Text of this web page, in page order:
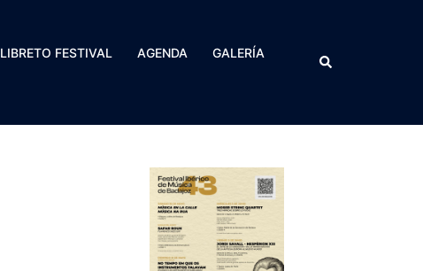
LIBRETO FESTIVAL AGENDA
GALERÍA
Buscar